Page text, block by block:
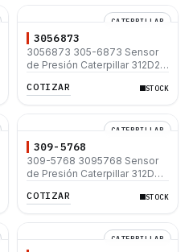
CATERPILLAR
3056873
3056873 305-6873 Sensor
de Presión Caterpillar 312D2
COTIZAR STOCK
CATERPILLAR
309-5768
309-5768 3095768 Sensor
de Presión Caterpillar 312D
315D L
COTIZAR STOCK
CATERPILLAR